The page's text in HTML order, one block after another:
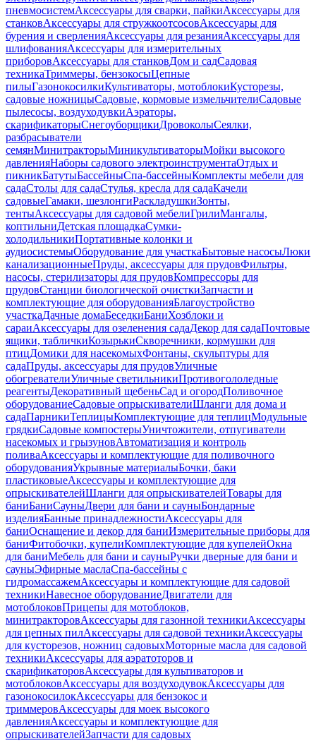
пневмосистемАксессуары для сварки, пайкиАксессуары для
станковАксессуары для стружкоотсосовАксессуары для
бурения и сверленияАксессуары для резанияАксессуары для
шлифованияАксессуары для измерительных
приборовАксессуары для станковДом и садСадовая
техникаТриммеры, бензокосыЦепные
пилыГазонокосилкиКультиваторы, мотоблокиКусторезы,
садовые ножницыСадовые, кормовые измельчителиСадовые
пылесосы, воздуходувкиАэраторы,
скарификаторыСнегоуборщикиДровоколыСеялки,
разбрасыватели
семянМинитракторыМиникультиваторыМойки высокого
давленияНаборы садового электроинструментаОтдых и
пикникБатутыБассейныСпа-бассейныКомплекты мебели для
садаСтолы для садаСтулья, кресла для садаКачели
садовыеГамаки, шезлонгиРаскладушкиЗонты,
тентыАксессуары для садовой мебелиГрилиМангалы,
коптильниДетская площадкаСумки-
холодильникиПортативные колонки и
аудиосистемыОборудование для участкаБытовые насосыЛюки
канализационныеПруды, аксессуары для прудовФильтры,
насосы, стерилизаторы для прудовКомпрессоры для
прудовСтанции биологической очисткиЗапчасти и
комплектующие для оборудованияБлагоустройство
участкаДачные домаБеседкиБаниХозблоки и
сараиАксессуары для озеленения садаДекор для садаПочтовые
ящики, табличкиКозырькиСкворечники, кормушки для
птицДомики для насекомыхФонтаны, скульптуры для
садаПруды, аксессуары для прудовУличные
обогревателиУличные светильникиПротивогололедные
реагентыДекоративный щебеньСад и огородПоливочное
оборудованиеСадовые опрыскивателиШланги для дома и
садаПарникиТеплицыКомплектующие для теплицМодульные
грядкиСадовые компостерыУничтожители, отпугиватели
насекомых и грызуновАвтоматизация и контроль
поливаАксессуары и комплектующие для поливочного
оборудованияУкрывные материалыБочки, баки
пластиковыеАксессуары и комплектующие для
опрыскивателейШланги для опрыскивателейТовары для
баниБаниСауныДвери для бани и сауныБондарные
изделияБанные принадлежностиАксессуары для
баниОснащение и декор для баниИзмерительные приборы для
баниФитобочки, купелиКомплектующие для купелейОкна
для баниМебель для бани и сауныРучки дверные для бани и
сауныЭфирные маслаСпа-бассейны с
гидромассажемАксессуары и комплектующие для садовой
техникиНавесное оборудованиеДвигатели для
мотоблоковПрицепы для мотоблоков,
минитракторовАксессуары для газонной техникиАксессуары
для цепных пилАксессуары для садовой техникиАксессуары
для кусторезов, ножниц садовыхМоторные масла для садовой
техникиАксессуары для аэратоторов и
скарификаторовАксессуары для культиваторов и
мотоблоковАксессуары для воздуходувокАксессуары для
газонокосилокАксессуары для бензокос и
триммеровАксессуары для моек высокого
давленияАксессуары и комплектующие для
опрыскивателейЗапчасти для садовых